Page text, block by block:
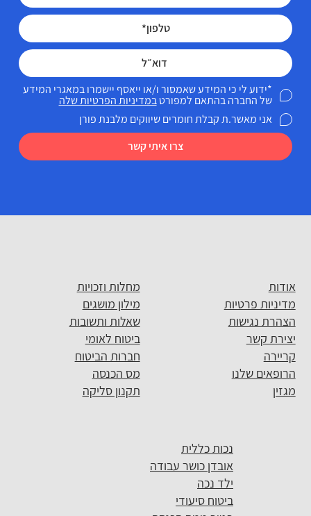
צרו איתי קשר
*ידוע לי כי המידע שאמסור ו/או ייאסף יישמרו במאגרי המידע
של החברה בהתאם למפורטבמדיניות הפרטיות שלה
אני מאשר.ת קבלת חומרים שיווקים מלבנת פורן
אודות
מדיניות פרטיות
הצהרת נגישות
יצירת קשר
קריירה
הרופאים שלנו
מגזין
מחלות וזכויות
מילון מושגים
שאלות ותשובות
ביטוח לאומי
חברות הביטוח
מס הכנסה
תקנון סליקה
נכות כללית
אובדן כושר עבודה
ילד נכה
ביטוח סיעודי